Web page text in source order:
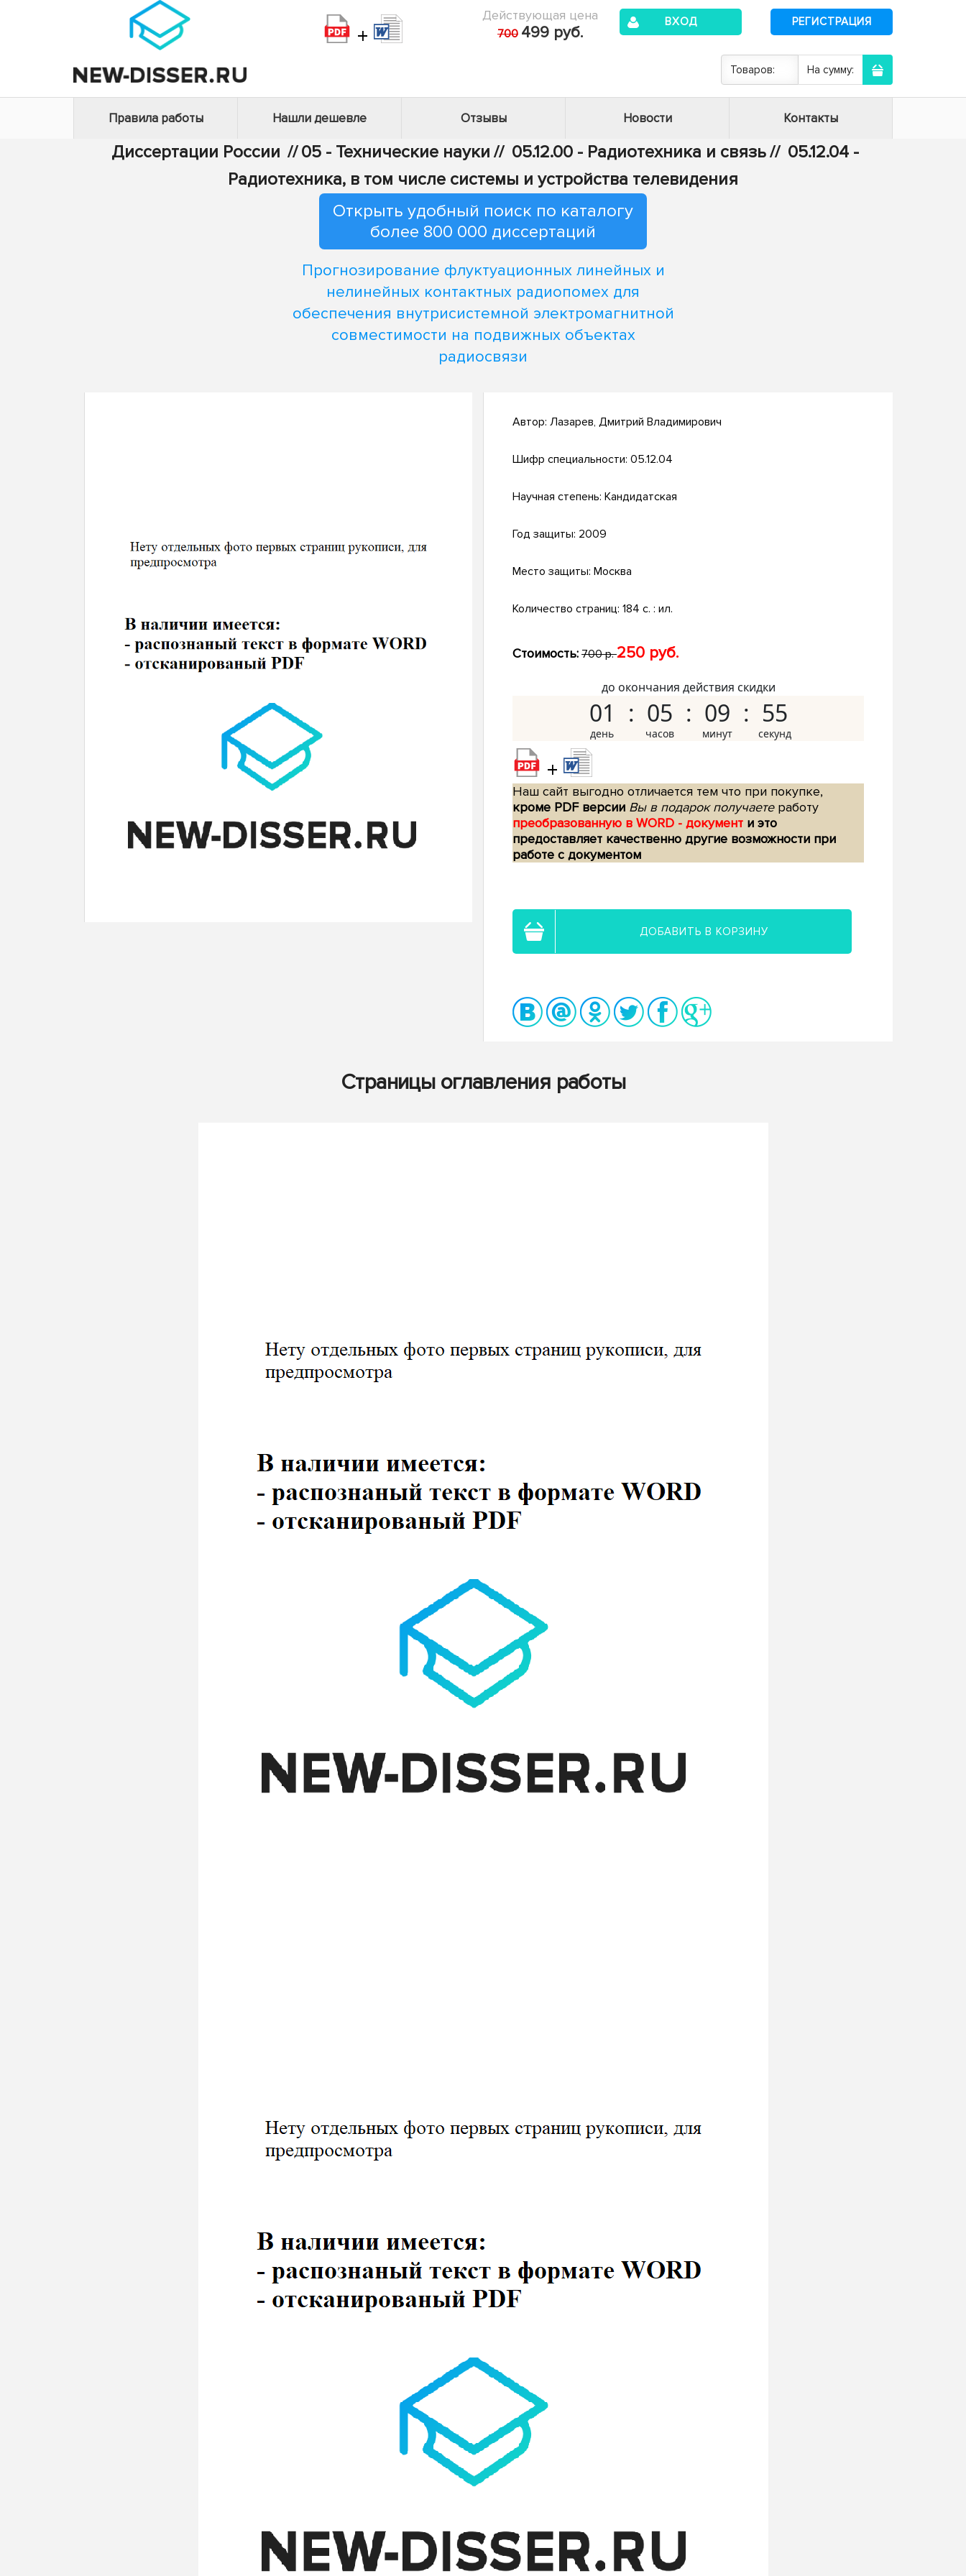
+
Действующая цена
700 499 руб.
ВХОД РЕГИСТРАЦИЯ
Товаров: На сумму:
Правила работы Нашли дешевле Отзывы Новости Контакты
Диссертации России // 05 - Технические науки // 05.12.00 - Радиотехника и связь// 05.12.04 -
Радиотехника, в том числе системы и устройства телевидения
Открыть удобный поиск по каталогу
более 800 000 диссертаций
Прогнозирование флуктуационных линейных и
нелинейных контактных радиопомех для
обеспечения внутрисистемной электромагнитной
совместимости на подвижных объектах
радиосвязи
Автор: Лазарев, Дмитрий Владимирович
Шифр специальности: 05.12.04
Научная степень: Кандидатская
Год защиты: 2009
Место защиты: Москва
Количество страниц: 184 с. : ил.
Стоимость: 700 р.250 руб.
до окончания действия скидки
01 05 09 54
+
Наш сайт выгодно отличается тем что при покупке,
кроме PDF версии Вы в подарок получаетеработу
преобразованную в WORD - документ и это
предоставляет качественно другие возможности при
работе с документом
ДОБАВИТЬ В КОРЗИНУ
Страницы оглавления работы